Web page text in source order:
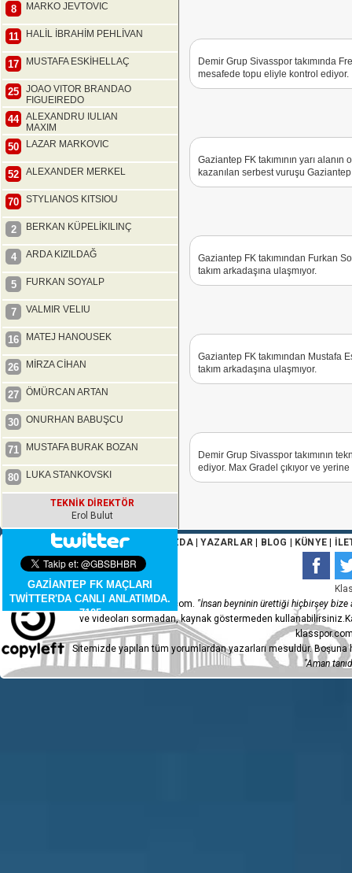
8 MARKO JEVTOVIC
11 HALİL İBRAHİM PEHLİVAN
17 MUSTAFA ESKİHELLAÇ
25
JOAO VITOR BRANDAO
FIGUEIREDO
44
ALEXANDRU IULIAN
MAXIM
50 LAZAR MARKOVIC
52 ALEXANDER MERKEL
70 STYLIANOS KITSIOU
2 BERKAN KÜPELİKILINÇ
4 ARDA KIZILDAĞ
5 FURKAN SOYALP
7 VALMIR VELIU
16 MATEJ HANOUSEK
26 MİRZA CİHAN
27 ÖMÜRCAN ARTAN
30 ONURHAN BABUŞCU
71 MUSTAFA BURAK BOZAN
80 LUKA STANKOVSKI
TEKNİK DİREKTÖR
Erol Bulut
GAZİANTEP FK MAÇLARI
TWİTTER'DA CANLI ANLATIMDA.
7125
Demir Grup Sivasspor takımında
mesafede topu eliyle kontrol ediyor.
Gaziantep FK takımının yarı
kazanılan serbest vuruşu
Gaziantep FK takımından Furkan
takım arkadaşına ulaşmıyor.
Gaziantep FK takımından Mustafa
takım arkadaşına ulaşmıyor.
Demir Grup Sivasspor takımının
ediyor. Max Gradel çıkıyor ve
Ömürcan Artan ceza sahasına
Demir Grup Sivasspor takımında
Samba Camara oyuna giren isim.
ANA SAYFA| HAKKIMIZDA|YAZARLAR BLOG KÜNYE|
Copyleft 2015 - klasspor.com. "İnsan beyninin ürettiği hiçbirşey bize
ve videoları sormadan, kaynak göstermeden
Sitemizde yapılan tüm yorumlardan yazarları mesuldür.
"Aman